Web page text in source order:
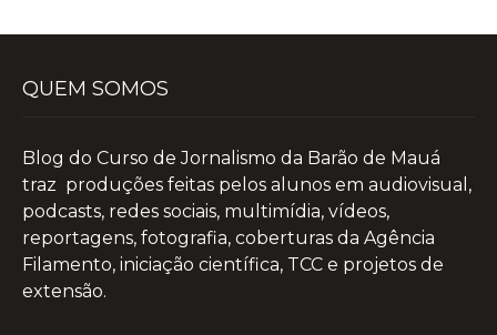
QUEM SOMOS
Blog do Curso de Jornalismo da Barão de Mauá
traz produções feitas pelos alunos em audiovisual,
podcasts, redes sociais, multimídia, vídeos,
reportagens, fotografia, coberturas da Agência
Filamento, iniciação científica, TCC e projetos de
extensão.